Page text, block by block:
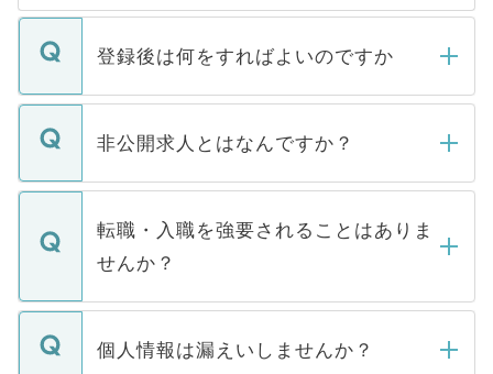
登録後は何をすればよいのですか
ご登録いただきましたら、弊社担当者がご
登録内容を確認し、その後メールもしくは
ます。通常、5営業日以内にはご連絡をせて
いただきますので、しばらくお待ちくださ
い。
非公開求人とはなんですか？
マイナビDOCTORで取り扱っている求人の
うち約3割は、Webサイトからご覧いただ
けない「非公開求人」です。非公開求人は
下記の理由によって、一般には公開してい
ません。
■応募殺到を避けるため 人気のある医療機
転職・入職を強要されることはありま
せんか？
転職・入職を強要することは一切ありませ
ん。また、仮に応募先から内定をいただい
個人情報は漏えいしませんか？